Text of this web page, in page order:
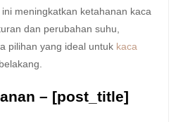
meningkatkan ketahanan kaca
dan perubahan suhu,
pilihan yang ideal untuk kaca
– [post_title]